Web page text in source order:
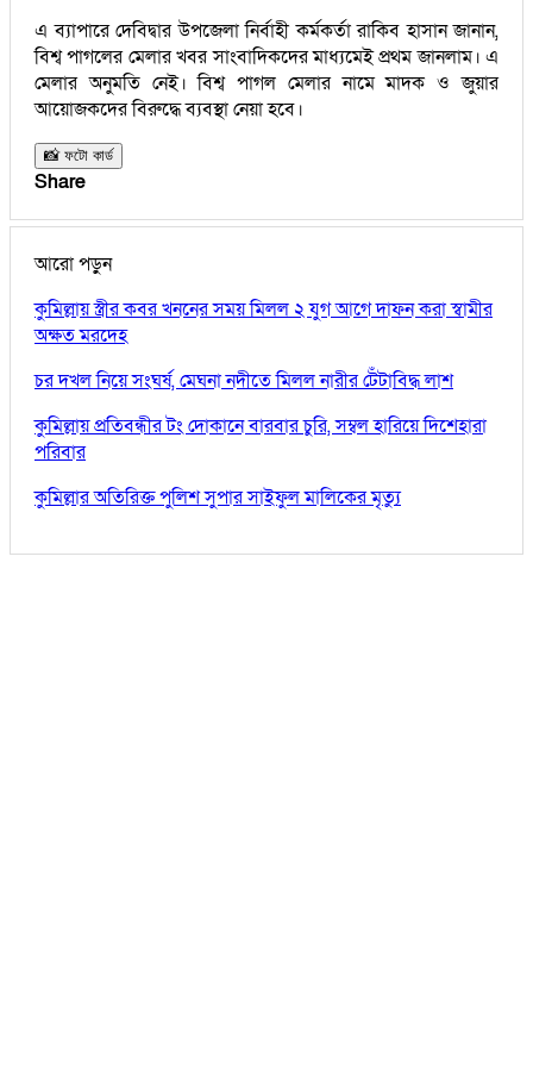
এ ব্যাপারে দেবিদ্বার উপজেলা নির্বাহী কর্মকর্তা রাকিব হাসান জানান,
বিশ্ব পাগলের মেলার খবর সাংবাদিকদের মাধ্যমেই প্রথম জানলাম। এ
মেলার অনুমতি নেই। বিশ্ব পাগল মেলার নামে মাদক ও জুয়ার
আয়োজকদের বিরুদ্ধে ব্যবস্থা নেয়া হবে।
📸 ফটো কার্ড
Share
আরো পড়ুন
কুমিল্লায় স্ত্রীর কবর খননের সময় মিলল ২ যুগ আগে দাফন করা স্বামীর
অক্ষত মরদেহ
চর দখল নিয়ে সংঘর্ষ, মেঘনা নদীতে মিলল নারীর টেঁটাবিদ্ধ লাশ
কুমিল্লায় প্রতিবন্ধীর টং দোকানে বারবার চুরি, সম্বল হারিয়ে দিশেহারা
পরিবার
কুমিল্লার অতিরিক্ত পুলিশ সুপার সাইফুল মালিকের মৃত্যু